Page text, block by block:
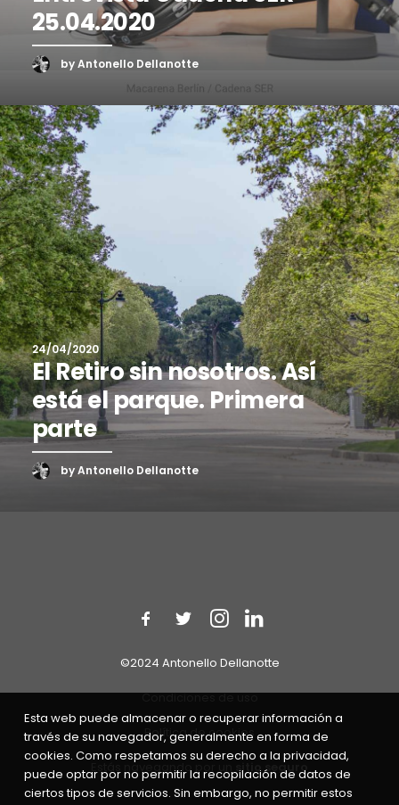
25.04.2020
by Antonello Dellanotte
24/04/2020
El Retiro sin nosotros. Así
está el parque. Primera
parte
by Antonello Dellanotte
©2024 Antonello Dellanotte
Condiciones de uso
Política de cookies
Estás navegando por un sitio seguro
Esta web puede almacenar o recuperar información a
través de su navegador, generalmente en forma de
cookies. Como respetamos su derecho a la privacidad,
puede optar por no permitir la recopilación de datos de
ciertos tipos de servicios. Sin embargo, no permitir estos